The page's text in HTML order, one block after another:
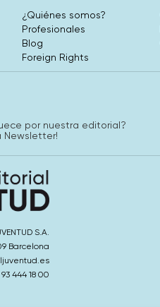
¿Quiénes somos?
Profesionales
Blog
Foreign Rights
por nuestra editorial?
Newsletter!
S.A.
Barcelona
444 18 00